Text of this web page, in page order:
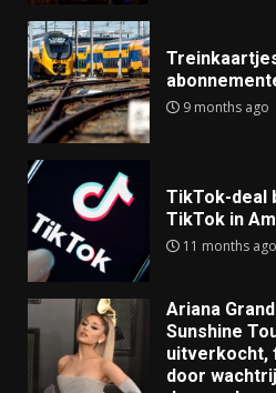
9 months ago
TikTok-deal
TikTok in
11 months ago
Ariana
Sunshine
uitverkocht,
door